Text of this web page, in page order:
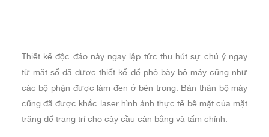
Thiết kế độc đáo này ngay lập tức thu hút sự chú ý ngay
từ mặt số đã được thiết kế để phô bày bộ máy cũng như
các bộ phận được làm đen ở bên trong. Bản thân bộ máy
cũng đã được khắc laser hình ảnh thực tế bề mặt của mặt
trăng để trang trí cho cây cầu cân bằng và tấm chính.